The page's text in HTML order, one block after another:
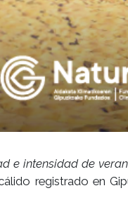
intensidad de
registrado en